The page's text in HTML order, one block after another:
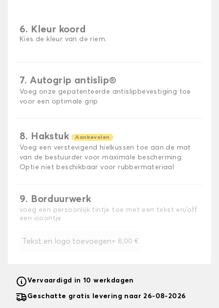
6. Kleur koord
Kies de kleur van de riem.
7. Autogrip antislip®
Voeg onze gepatenteerde antislipbevestiging toe
voor een optimale grip
8. Hakstuk Aanbevolen
Voeg een verstevigend hielkussen toe aan de mat
van de bestuurder voor maximale bescherming.
Optie niet beschikbaar voor rubbermateriaal
9. Borduurwerk
voeg een persoonlijk tintje toe met een tekst en/off
een icoontje
Tekst en logo toevoegen+ 8,00 €
Vervaardigd in 10 werkdagen
Geschatte gratis levering naar 26-08-2026